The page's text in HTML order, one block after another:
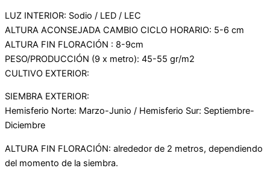
LUZ INTERIOR: Sodio / LED / LEC
ALTURA ACONSEJADA CAMBIO CICLO HORARIO: 5-6 cm
ALTURA FIN FLORACIÓN : 8-9cm
PESO/PRODUCCIÓN (9 x metro): 45-55 gr/m2
CULTIVO EXTERIOR:
SIEMBRA EXTERIOR:
Hemisferio Norte: Marzo-Junio / Hemisferio Sur: Septiembre-
Diciembre
ALTURA FIN FLORACIÓN: alrededor de 2 metros, dependiendo
del momento de la siembra.